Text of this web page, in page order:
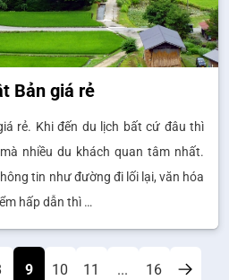
Bản giá rẻ
rẻ. Khi đến du lịch bất cứ đâu thì
nhiều du khách quan tâm nhất.
tin như đường đi lối lại, văn hóa
hấp dẫn thì …
9 10 11 ... 16